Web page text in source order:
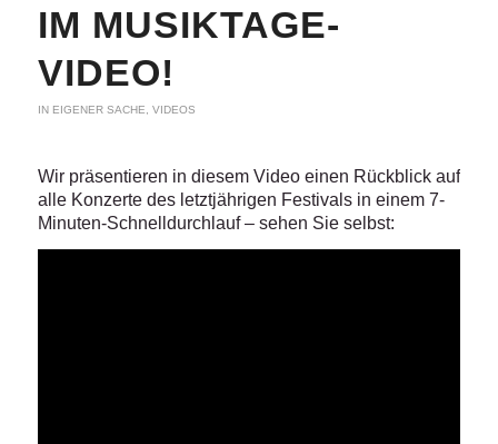
IM MUSIKTAGE-
VIDEO!
IN EIGENER SACHE VIDEOS
Wir präsentieren in diesem Video einen Rückblick auf
alle Konzerte des letztjährigen Festivals in einem 7-
Minuten-Schnelldurchlauf – sehen Sie selbst: